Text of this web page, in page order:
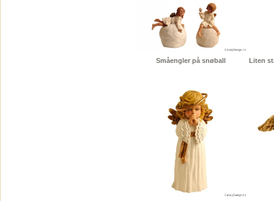
Småengler på snøball Liten